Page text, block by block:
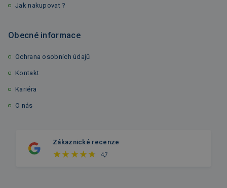
Jak nakupovat ?
Obecné informace
Ochrana osobních údajů
Kontakt
Kariéra
O nás
Zákaznické recenze
4,7